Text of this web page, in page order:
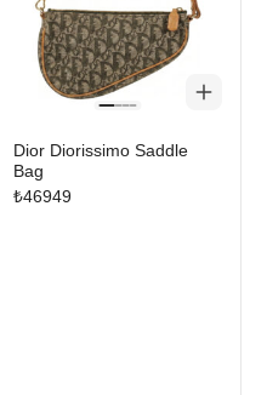
Dior Diorissimo Saddle
Bag
₺46949